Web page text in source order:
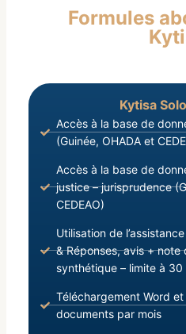
Formules
Kytisa
Accès à la base de
(Guinée, OHADA et
Accès à la base de
justice – jurisprudence
CEDEAO)
Utilisation de
& Réponses, avis +
synthétique – limite à
Téléchargement Word
documents par mois